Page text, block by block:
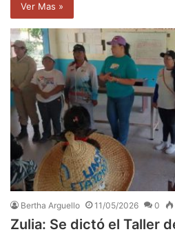
Ver Mas »
Bertha Arguello 11/05/2026 0
Zulia: Se dictó el Taller